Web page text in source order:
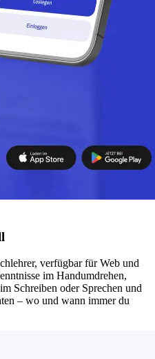
verfügbar für Web und
im Handumdrehen,
Schreiben oder Sprechen und
– wo und wann immer du